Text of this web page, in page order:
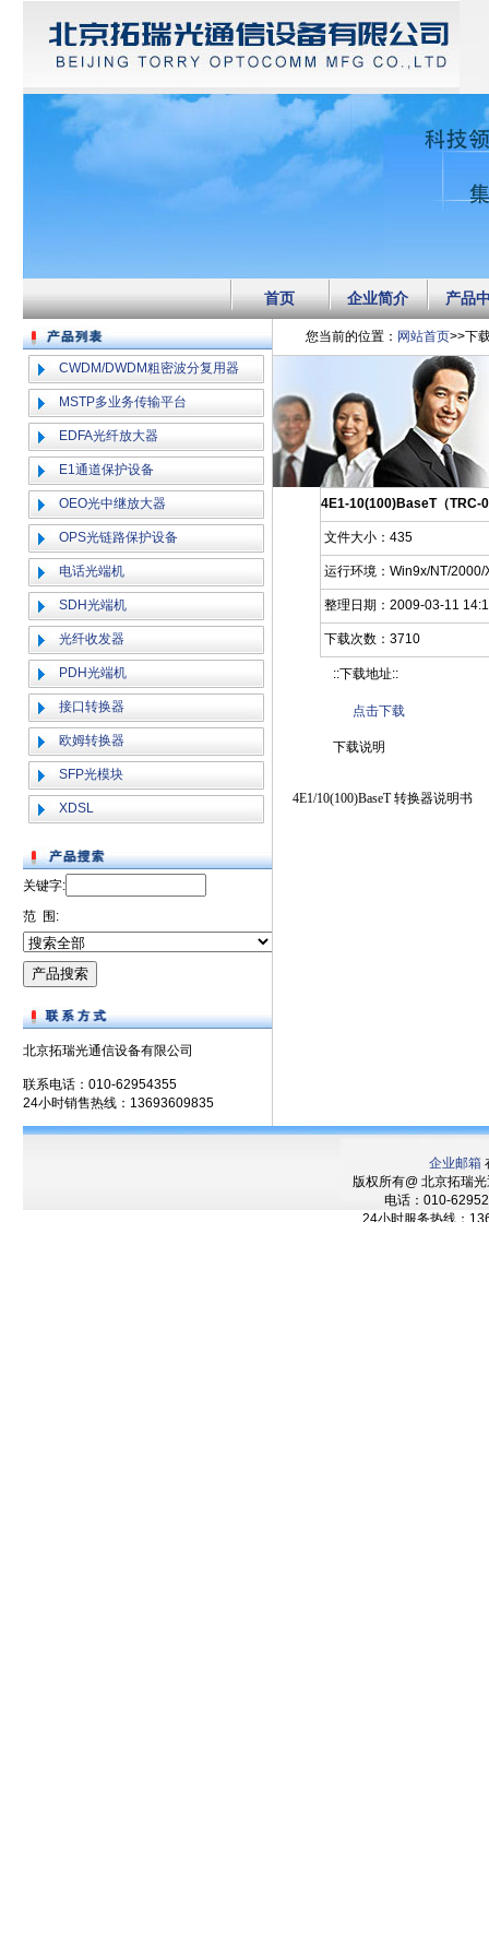
首页 企业简介 产品
CWDM/DWDM粗密波分复用器
MSTP多业务传输平台
EDFA光纤放大器
E1通道保护设备
OEO光中继放大器
OPS光链路保护设备
电话光端机
SDH光端机
光纤收发器
PDH光端机
接口转换器
欧姆转换器
SFP光模块
XDSL
关键字:
范 围:
北京拓瑞光通信设备有限公司
联系电话：010-62954355
24小时销售热线：13693609835
您当前的位置： 网站首页>>下
4E1-10(100)BaseT（TRC-
文件大小：435
运行环境：Win9x/NT/2000/
整理日期：2009-03-11
下载次数：3710
::下载地址::
点击下载
下载说明
4E1/10(100)BaseT 转换器说明书
企业邮箱
版权所有@ 北京拓瑞
电话：010-
24小时服务热线：